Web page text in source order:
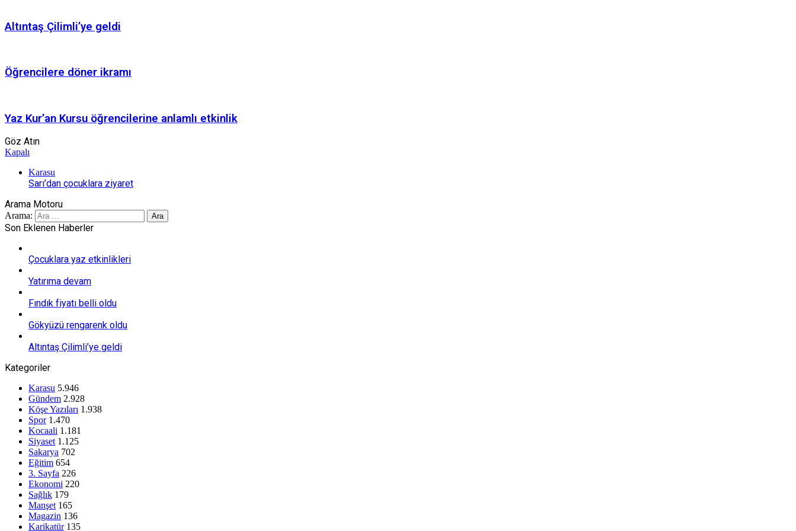
Altıntaş Çilimli’ye geldi
Öğrencilere döner ikramı
Yaz Kur’an Kursu öğrencilerine anlamlı etkinlik
Göz Atın
Kapalı
Karasu
Sarı’dan çocuklara ziyaret
Arama Motoru
Arama:
Son Eklenen Haberler
Çocuklara yaz etkinlikleri
Yatırıma devam
Fındık fiyatı belli oldu
Gökyüzü rengarenk oldu
Altıntaş Çilimli’ye geldi
Kategoriler
Karasu 5.946
Gündem 2.928
Köşe Yazıları 1.938
Spor 1.470
Kocaali 1.181
Siyaset 1.125
Sakarya 702
Eğitim 654
3. Sayfa 226
Ekonomi 220
Sağlık 179
Manşet 165
Magazin 136
Karikatür 135